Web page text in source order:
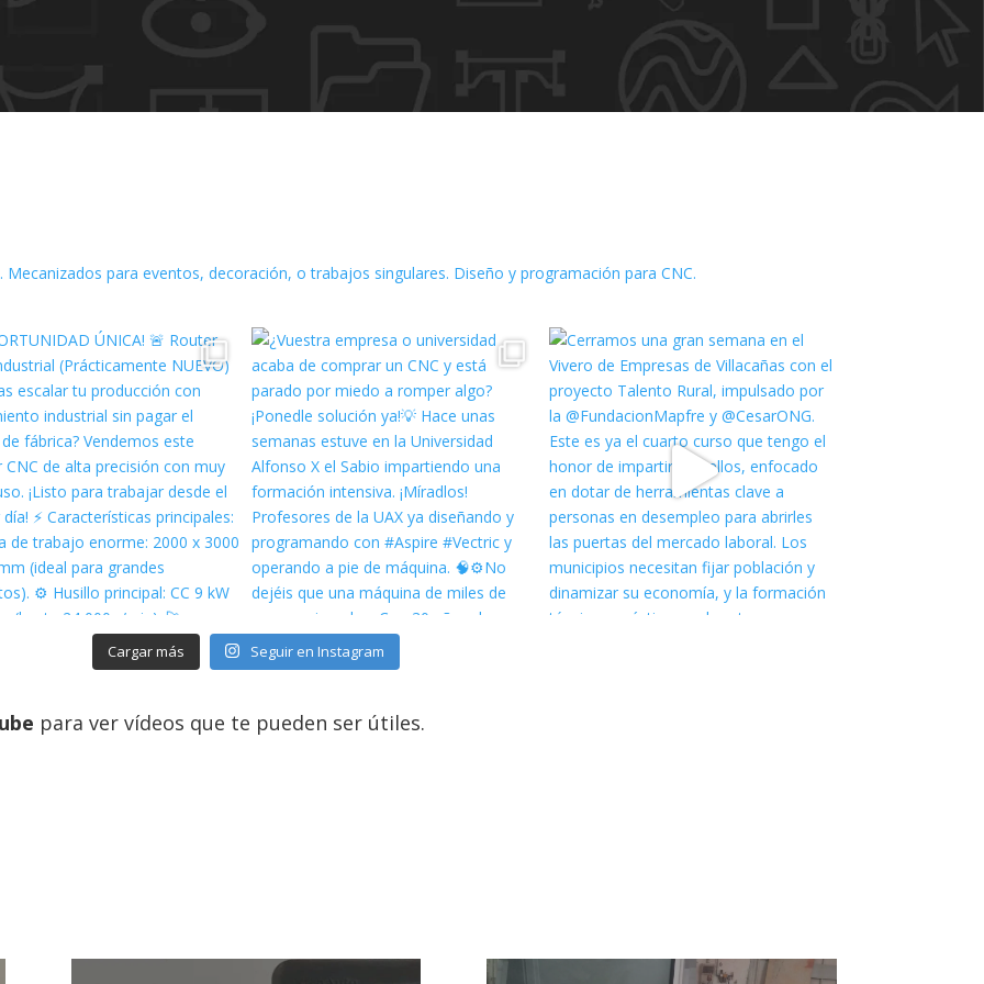
Mecanizados para eventos, decoración, o trabajos singulares. Diseño y programación para CNC.
facebook
twitter
facebook
twitter
facebook
twitter
Cargar más Seguir en Instagram
para ver vídeos que te pueden ser útiles.